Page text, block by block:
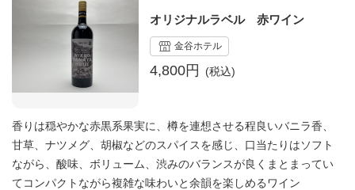
オリジナルラベル 赤ワイン
金谷ホテル
4,800円
香りは穏やかな赤黒系果実に、樽を連想させる程良いバニラ香、
甘草、ナツメグ、胡椒などのスパイスを感じ、口当たりはソフト
ながら、酸味、ボリューム、渋みのバランスが良くまとまってい
てコンパクトながら複雑な味わいと余韻を楽しめるワイン